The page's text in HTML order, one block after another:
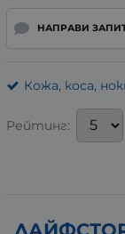
НАПРАВИ
Кожа, коса,
Рейтинг: